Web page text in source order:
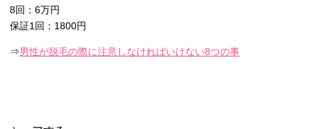
8回：6万円
保証1回：1800円
⇒男性が脱毛の際に注意しなければいけない8つの事